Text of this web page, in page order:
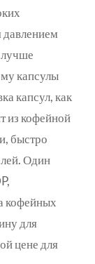
лучше
капсулы
капсул, как
из кофейной
быстро
Один
кофейных
для
цене для